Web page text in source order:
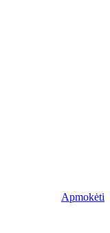
Apmokėti